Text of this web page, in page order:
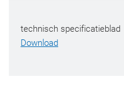
technisch specificatieblad
Download